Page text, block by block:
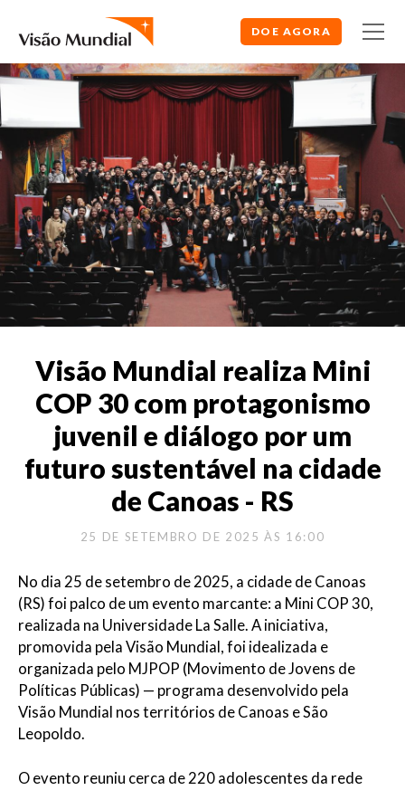
DOE AGORA
Visão Mundial realiza Mini
COP 30 com protagonismo
juvenil e diálogo por um
futuro sustentável na cidade
de Canoas - RS
25 DE SETEMBRO DE 2025 ÀS 16:00
No dia 25 de setembro de 2025, a cidade de Canoas
(RS) foi palco de um evento marcante: a Mini COP 30,
realizada na Universidade La Salle. A iniciativa,
promovida pela Visão Mundial, foi idealizada e
organizada pelo MJPOP (Movimento de Jovens de
Políticas Públicas) — programa desenvolvido pela
Visão Mundial nos territórios de Canoas e São
Leopoldo.
O evento reuniu cerca de 220 adolescentes da rede